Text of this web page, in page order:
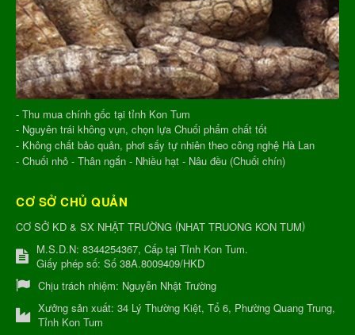
- Thu mua chính gốc tại tỉnh Kon Tum
- Nguyên trái không vụn, chọn lựa Chuối phẩm chất tốt
- Không chất bảo quản, phơi sấy tự nhiên theo công nghệ Hà Lan
- Chuối nhỏ - Thân ngắn - Nhiều hạt - Nâu đều (Chuối chín)
CƠ SỞ CHỦ QUẢN
CƠ SỞ KD & SX NHẬT TRƯỜNG (NHAT TRUONG KON TUM)
M.S.D.N: 8344254367, Cấp tại Tỉnh Kon Tum.
Giấy phép số: Số 38A.8009409/HKD
Chịu trách nhiệm: Nguyễn Nhật Trường
Xưởng sản xuất: 34 Lý Thường Kiệt, Tổ 6, Phường Quang Trung,
Tỉnh Kon Tum